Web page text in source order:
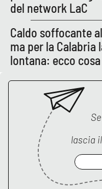
Destinazioni
Eventi
Food
NETWORK
Lacplay.it
Lactv.it
del network LaC
Caldo soffocante
ma per la Calabria
lontana: ecco
lascia